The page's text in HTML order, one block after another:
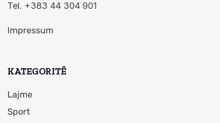
Tel. +383 44 304 901
Impressum
KATEGORITË
Lajme
Sport